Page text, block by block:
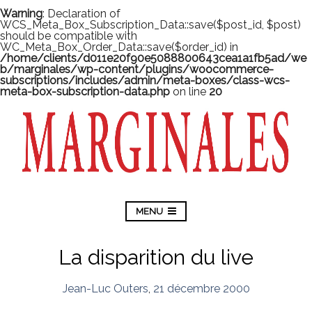
Warning: Declaration of
WCS_Meta_Box_Subscription_Data::save($post_id, $post)
should be compatible with
WC_Meta_Box_Order_Data::save($order_id) in
/home/clients/d011e20f90e5088800643cea1a1fb5ad/we
b/marginales/wp-content/plugins/woocommerce-
subscriptions/includes/admin/meta-boxes/class-wcs-
meta-box-subscription-data.php on line 20
MENU
La disparition du live
Jean-Luc Outers 21 décembre 2000